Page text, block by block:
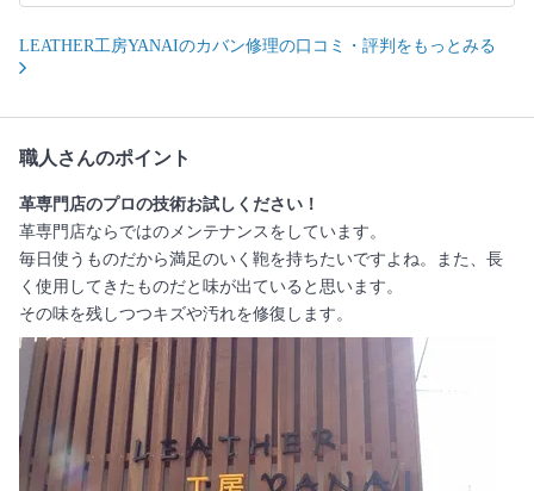
LEATHER工房YANAIのカバン修理の口コミ・評判をもっとみる
職人さんのポイント
革専門店のプロの技術お試しください！
革専門店ならではのメンテナンスをしています。
毎日使うものだから満足のいく鞄を持ちたいですよね。また、長
く使用してきたものだと味が出ていると思います。
その味を残しつつキズや汚れを修復します。